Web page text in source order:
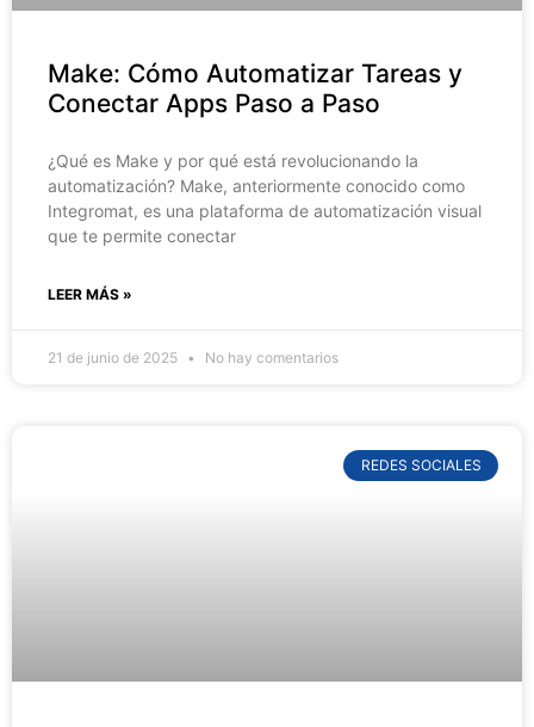
Make: Cómo Automatizar Tareas y
Conectar Apps Paso a Paso
¿Qué es Make y por qué está revolucionando la
automatización? Make, anteriormente conocido como
Integromat, es una plataforma de automatización visual
que te permite conectar
LEER MÁS »
21 de junio de 2025 No hay comentarios
REDES SOCIALES